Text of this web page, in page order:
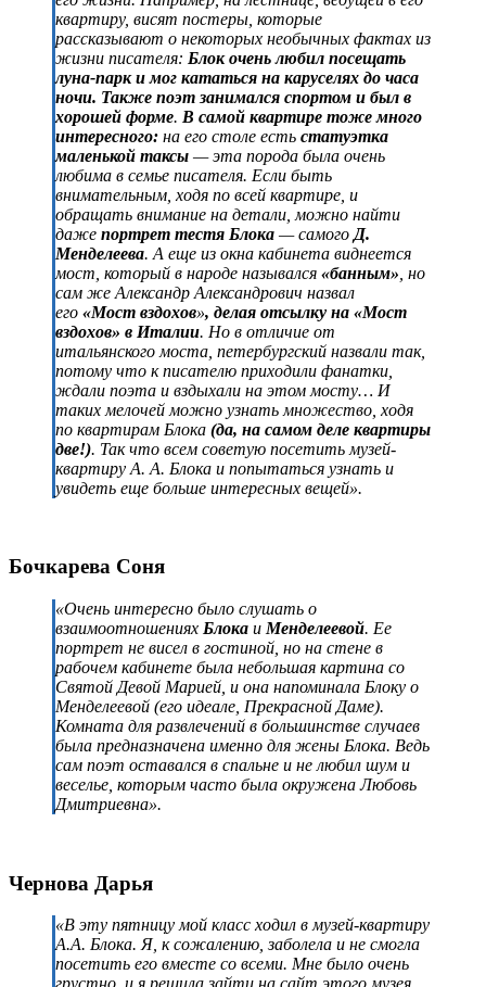
квартиру, висят постеры, которые
рассказывают о некоторых необычных фактах из
жизни писателя: Блок очень любил посещать
луна-парк и мог кататься на каруселях до часа
ночи. Также поэт занимался спортом и был в
хорошей форме. В самой квартире тоже много
интересного: на его столе есть статуэтка
маленькой таксы — эта порода была очень
любима в семье писателя. Если быть
внимательным, ходя по всей квартире, и
обращать внимание на детали, можно найти
даже портрет тестя Блока — самого Д.
Менделеева. А еще из окна кабинета виднеется
мост, который в народе назывался «банным» , но
сам же Александр Александрович назвал
его «Мост вздохов», делая отсылку на «Мост
вздохов» в Италии. Но в отличие от
итальянского моста, петербургский назвали так,
потому что к писателю приходили фанатки,
ждали поэта и вздыхали на этом мосту… И
таких мелочей можно узнать множество, ходя
по квартирам Блока (да, на самом деле квартиры
две!). Так что всем советую посетить музей-
квартиру А. А. Блока и попытаться узнать и
увидеть еще больше интересных вещей».
Бочкарева Соня
«Очень интересно было слушать о
взаимоотношениях Блока и Менделеевой. Ее
портрет не висел в гостиной, но на стене в
рабочем кабинете была небольшая картина со
Святой Девой Марией, и она напоминала Блоку о
Менделеевой (его идеале, Прекрасной Даме).
Комната для развлечений в большинстве случаев
была предназначена именно для жены Блока. Ведь
сам поэт оставался в спальне и не любил шум и
веселье, которым часто была окружена Любовь
Дмитриевна».
Чернова Дарья
«В эту пятницу мой класс ходил в музей-квартиру
А.А. Блока. Я, к сожалению, заболела и не смогла
посетить его вместе со всеми. Мне было очень